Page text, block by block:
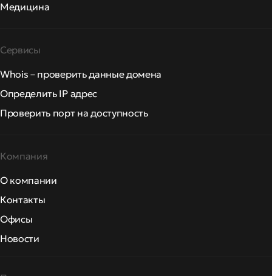
Медицина
Сервисы
Whois – проверить данные домена
Определить IP адрес
Проверить порт на доступность
Компания
О компании
Контакты
Офисы
Новости